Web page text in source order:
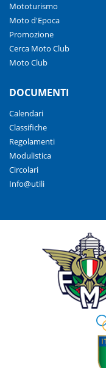
Mototurismo
Moto d'Epoca
Promozione
Cerca Moto Club
Moto Club
DOCUMENTI
Calendari
Classifiche
Regolamenti
Modulistica
Circolari
Info@utili